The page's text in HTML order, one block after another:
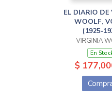
EL DIARIO DE
WOOLF,
(1925-
VIRGINIA
En
$